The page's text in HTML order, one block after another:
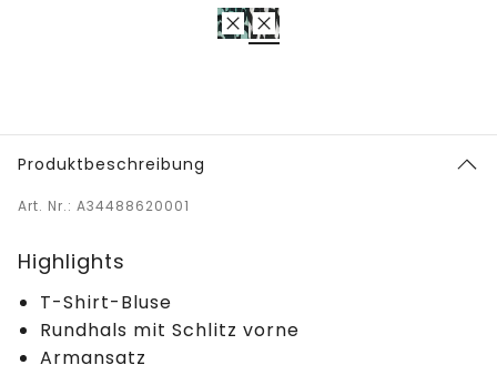
Produktbeschreibung
Art. Nr.: A34488620001
Highlights
T-Shirt-Bluse
Rundhals mit Schlitz vorne
Armansatz